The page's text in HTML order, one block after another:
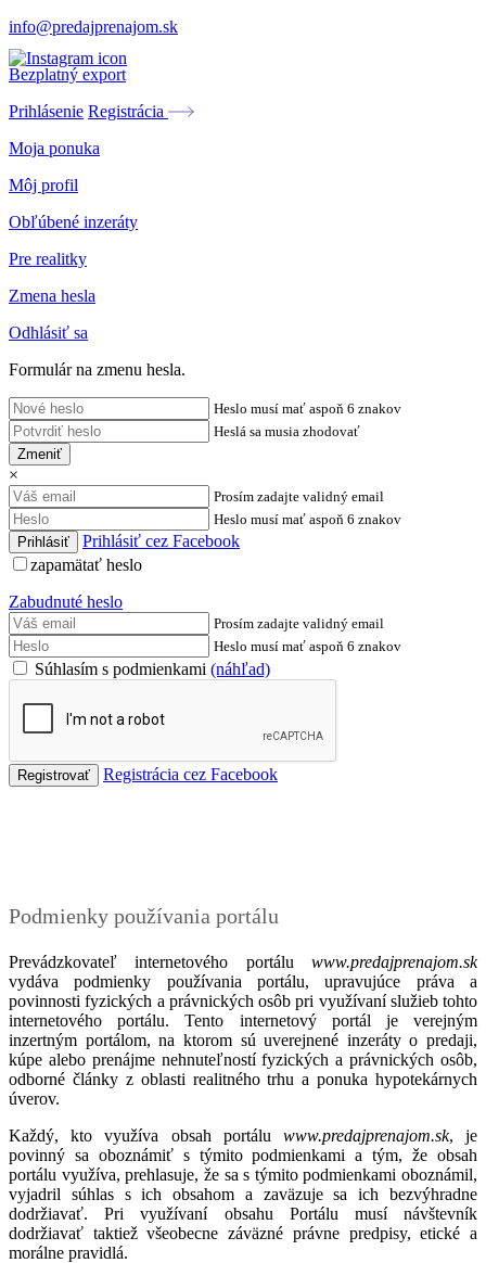
info@predajprenajom.sk
Bezplatný export
Prihlásenie Registrácia
Moja ponuka
Môj profil
Obľúbené inzeráty
Pre realitky
Zmena hesla
Odhlásiť sa
Formulár na zmenu hesla.
Heslo musí mať aspoň 6 znakov
Heslá sa musia zhodovať
Zmeniť
×
Prosím zadajte validný email
Heslo musí mať aspoň 6 znakov
Prihlásiť cez Facebook
zapamätať heslo
Zabudnuté heslo
Prosím zadajte validný email
Heslo musí mať aspoň 6 znakov
Súhlasím s podmienkami (náhľad)
Registrácia cez Facebook
Podmienky používania portálu
Prevádzkovateľ internetového portálu www.predajprenajom.sk
vydáva podmienky používania portálu, upravujúce práva a
povinnosti fyzických a právnických osôb pri využívaní služieb tohto
internetového portálu. Tento internetový portál je verejným
inzertným portálom, na ktorom sú uverejnené inzeráty o predaji,
kúpe alebo prenájme nehnuteľností fyzických a právnických osôb,
odborné články z oblasti realitného trhu a ponuka hypotekárnych
úverov.
Každý, kto využíva obsah portálu www.predajprenajom.sk, je
povinný sa oboznámiť s týmito podmienkami a tým, že obsah
portálu využíva, prehlasuje, že sa s týmito podmienkami oboznámil,
vyjadril súhlas s ich obsahom a zaväzuje sa ich bezvýhradne
dodržiavať. Pri využívaní obsahu Portálu musí návštevník
dodržiavať taktiež všeobecne záväzné právne predpisy, etické a
morálne pravidlá.